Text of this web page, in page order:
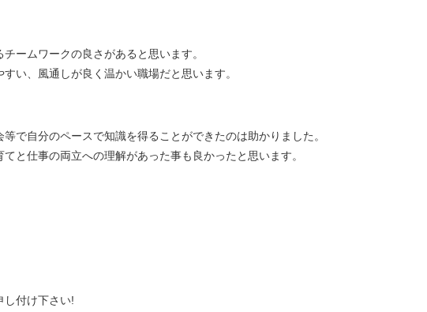
ームワークの良さがあると思います。
い、風通しが良く温かい職場だと思います。
で自分のペースで知識を得ることができたのは助かりました。
と仕事の両立への理解があった事も良かったと思います。
し付け下さい!